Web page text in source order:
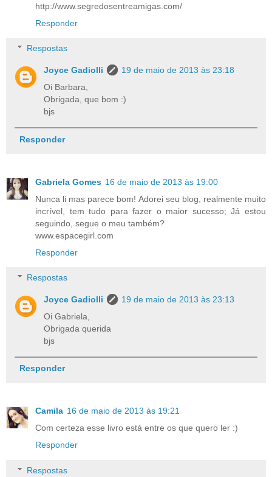
http://www.segredosentreamigas.com/
Responder
Respostas
Joyce Gadiolli
19 de maio de 2013 às 23:18
Oi Barbara,
Obrigada, que bom :)
bjs
Responder
Gabriela Gomes 16 de maio de 2013 às 19:00
Nunca li mas parece bom! Adorei seu blog, realmente muito
incrível, tem tudo para fazer o maior sucesso; Já estou
seguindo, segue o meu também?
www.espacegirl.com
Responder
Respostas
Joyce Gadiolli
19 de maio de 2013 às 23:13
Oi Gabriela,
Obrigada querida
bjs
Responder
Camila 16 de maio de 2013 às 19:21
Com certeza esse livro está entre os que quero ler :)
Responder
Respostas